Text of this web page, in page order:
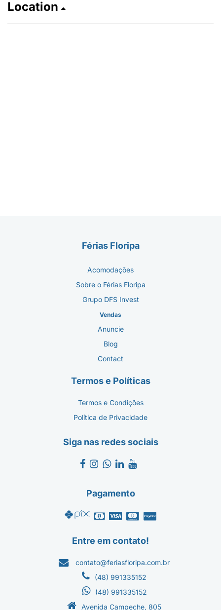
Location
Férias Floripa
Acomodações
Sobre o Férias Floripa
Grupo DFS Invest
Vendas
Anuncie
Blog
Contact
Termos e Políticas
Termos e Condições
Política de Privacidade
Siga nas redes sociais
Pagamento
Entre em contato!
contato@feriasfloripa.com.br
(48) 991335152
(48) 991335152
Avenida Campeche, 805